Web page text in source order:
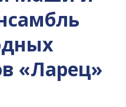
«Ларец»